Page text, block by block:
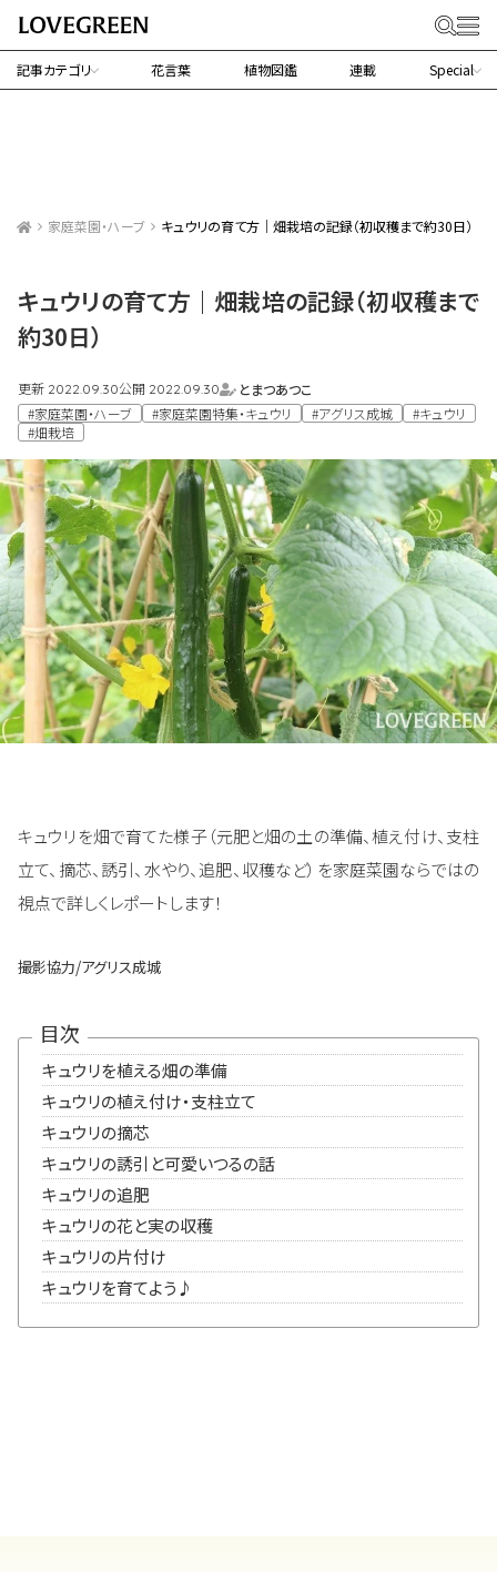
記事カテゴリ 花言葉 植物図鑑 連載 Special
家庭菜園・ハーブ キュウリの育て方｜畑栽培の記録（初収穫まで約30日）
キュウリの育て方｜畑栽培の記録（初収穫まで
約30日）
更新 2022.09.30公開 2022.09.30
とまつあつこ
#家庭菜園・ハーブ
#家庭菜園特集・キュウリ #アグリス成城
#キュウリ
#畑栽培
キュウリを畑で育てた様子（元肥と畑の土の準備、植え付け、支柱
立て、摘芯、誘引、水やり、追肥、収穫など）を家庭菜園ならではの
視点で詳しくレポートします！
撮影協力/アグリス成城
目次
キュウリを植える畑の準備
キュウリの植え付け・支柱立て
キュウリの摘芯
キュウリの誘引と可愛いつるの話
キュウリの追肥
キュウリの花と実の収穫
キュウリの片付け
キュウリを育てよう♪